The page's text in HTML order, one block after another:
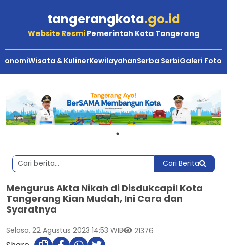
tangerangkota.go.id
Website Resmi Pemerintah Kota Tangerang
Wisata & KulinerKewilayahanSerba SerbiGaleri Foto
Cari Berita
Mengurus Akta Nikah di Disdukcapil Kota
Tangerang Kian Mudah, Ini Cara dan
Syaratnya
Selasa, 22 Agustus 2023 14:53 WIB 21376